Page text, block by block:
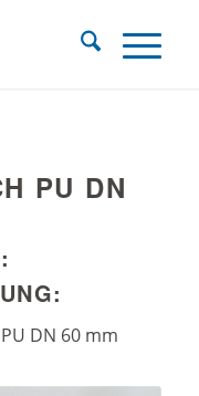
PU DN
DN 60 mm